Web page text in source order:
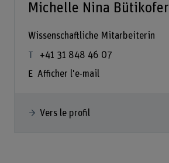
Michelle Nina Bütikofer
Wissenschaftliche Mitarbeiterin
+41 31 848 46 07
Afficher l'e-mail
Vers le profil